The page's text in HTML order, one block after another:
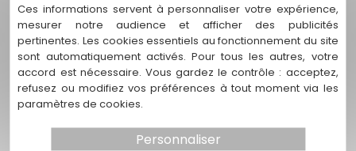
3. Quels sont les principaux éléments inclus
dans un dossier d’incidences ?
Les éléments clés incluent une analyse préliminaire
du site, l'évaluation des enjeux environnementaux,
d'atténuation pour réduire les effets néfastes.
Ces informations servent à personnaliser votre expérience,
mesurer notre audience et afficher des publicités
pertinentes. Les cookies essentiels au fonctionnement du site
sont automatiquement activés. Pour tous les autres, votre
accord est nécessaire. Vous gardez le contrôle : acceptez,
refusez ou modifiez vos préférences à tout moment via les
paramètres de cookies.
Personnaliser